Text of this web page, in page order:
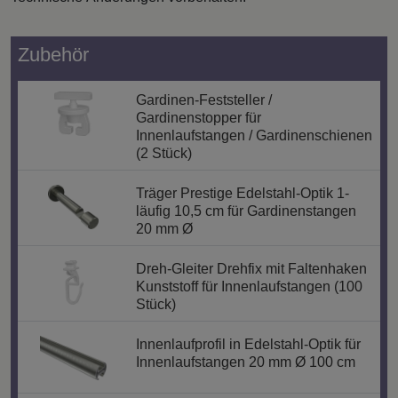
Zubehör
Gardinen-Feststeller /
Gardinenstopper für
Innenlaufstangen / Gardinenschienen
(2 Stück)
Träger Prestige Edelstahl-Optik 1-
läufig 10,5 cm für Gardinenstangen
20 mm Ø
Dreh-Gleiter Drehfix mit Faltenhaken
Kunststoff für Innenlaufstangen (100
Stück)
Innenlaufprofil in Edelstahl-Optik für
Innenlaufstangen 20 mm Ø 100 cm